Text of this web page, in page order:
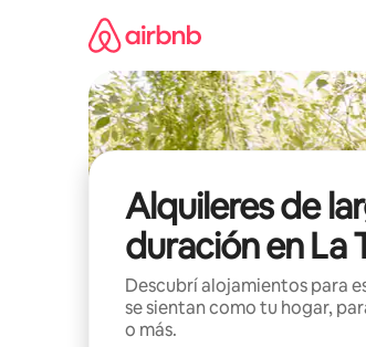
Alquileres de
duración en La
Descubrí alojamientos para
se sientan como tu hogar,
o más.